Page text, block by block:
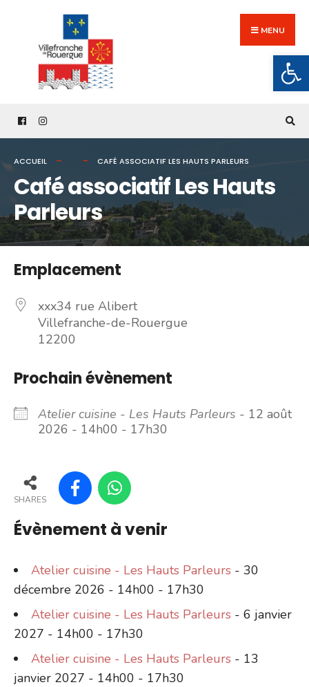
content
MENU
ACCUEIL CAFÉ ASSOCIATIF LES HAUTS PARLEURS
Café associatif Les Hauts
Parleurs
Emplacement
xxx34 rue Alibert
Villefranche-de-Rouergue
12200
Prochain évènement
Atelier cuisine - Les Hauts Parleurs - 12 août
2026 - 14h00 - 17h30
SHARES
Évènement à venir
Atelier cuisine - Les Hauts Parleurs - 30
décembre 2026 - 14h00 - 17h30
Atelier cuisine - Les Hauts Parleurs - 6 janvier
2027 - 14h00 - 17h30
Atelier cuisine - Les Hauts Parleurs - 13
janvier 2027 - 14h00 - 17h30